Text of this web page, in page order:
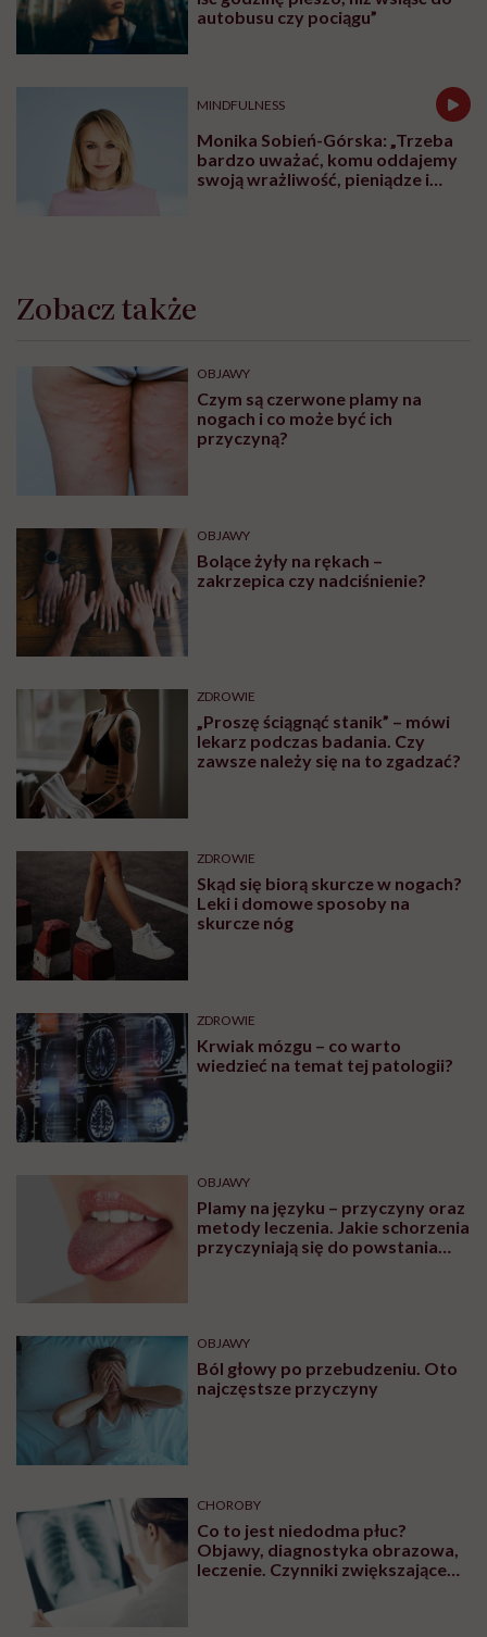
autobusu czy pociągu”
MINDFULNESS
Monika Sobień-Górska: „Trzeba
bardzo uważać, komu oddajemy
swoją wrażliwość, pieniądze i
Zobacz także
OBJAWY
Czym są czerwone plamy na
nogach i co może być ich
przyczyną?
OBJAWY
Bolące żyły na rękach –
zakrzepica czy nadciśnienie?
ZDROWIE
„Proszę ściągnąć stanik” – mówi
lekarz podczas badania. Czy
zawsze należy się na to zgadzać?
ZDROWIE
Skąd się biorą skurcze w nogach?
Leki i domowe sposoby na
skurcze nóg
ZDROWIE
Krwiak mózgu – co warto
wiedzieć na temat tej patologii?
OBJAWY
Plamy na języku – przyczyny oraz
metody leczenia. Jakie schorzenia
przyczyniają się do powstania
OBJAWY
Ból głowy po przebudzeniu. Oto
najczęstsze przyczyny
CHOROBY
Co to jest niedodma płuc?
Objawy, diagnostyka obrazowa,
leczenie. Czynniki zwiększające